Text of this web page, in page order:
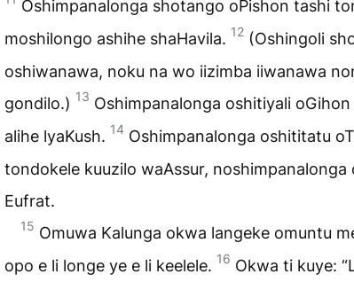
Oshimpanalonga shotango oPishon tashi
moshilongo ashihe shaHavila. 12 (Oshingoli
oshiwanawa, noku na wo iizimba iiwanawa
gondilo.) 13 Oshimpanalonga oshitiyali
alihe lyaKush. 14 Oshimpanalonga oshititatu
tondokele kuuzilo waAssur, noshimpanalonga
Eufrat.
15 Omuwa Kalunga okwa langeke omuntu
opo e li longe ye e li keelele. 16 Okwa ti kuye: